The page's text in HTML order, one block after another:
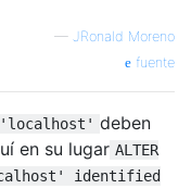
— JRonald Moreno
fuente
deben
en su lugar ALTER
identified